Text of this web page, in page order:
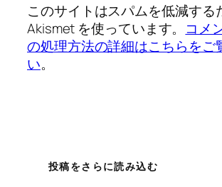
このサイトはスパムを低減する
Akismet を使っています。 コメ
の処理方法の詳細はこちらをご
い。
投稿をさらに読み込む